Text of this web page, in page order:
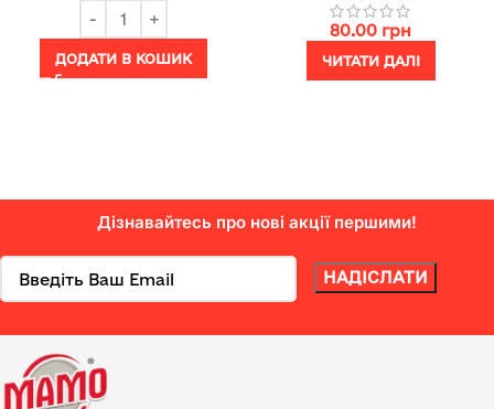
ДОДАТИ В КОШИК
80.00 грн
ЧИТАТИ ДАЛІ
Дізнавайтесь про нові акції першими!